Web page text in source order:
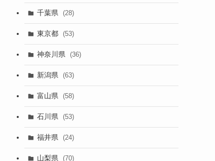
千葉県 (28)
東京都 (53)
神奈川県 (36)
新潟県 (63)
富山県 (58)
石川県 (53)
福井県 (24)
山梨県 (70)